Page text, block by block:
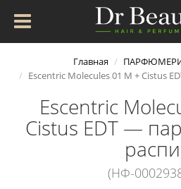
Главная
Escentric Molecules 01 M + Cistus
Escentric
Cistus EDT —
(НФ-